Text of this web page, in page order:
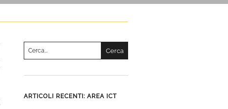
Cerca
per:
ARTICOLI RECENTI: AREA ICT